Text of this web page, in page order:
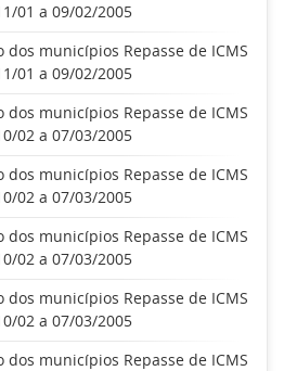
01 a 09/02/2005
municípios Repasse de ICMS
01 a 09/02/2005
municípios Repasse de ICMS
02 a 07/03/2005
municípios Repasse de ICMS
02 a 07/03/2005
municípios Repasse de ICMS
02 a 07/03/2005
municípios Repasse de ICMS
02 a 07/03/2005
municípios Repasse de ICMS